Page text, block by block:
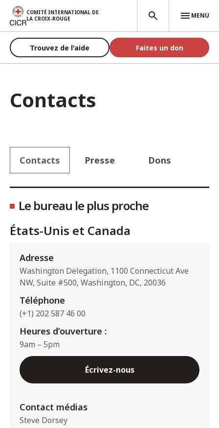
Aller au contenu principal
COMITÉ INTERNATIONAL DE
LA CROIX-ROUGE
MENU
Trouvez de l'aide Faites un don
Contacts
Contacts Presse Dons
Choisissez votre pays
Le bureau le plus proche
États-Unis et Canada
Adresse
Washington Delegation, 1100 Connecticut Ave
NW, Suite #500, Washington, DC, 20036
Téléphone
(+1) 202 587 46 00
Heures d’ouverture :
9am – 5pm
Écrivez-nous
Contact médias
Steve Dorsey